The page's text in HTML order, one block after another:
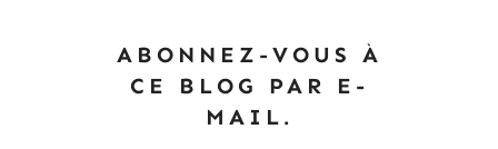
ABONNEZ-VOUS À
CE BLOG PAR E-
MAIL.